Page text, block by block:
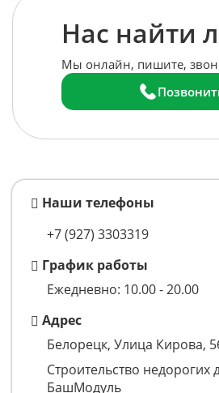
Нас найти
Мы онлайн, пишите,
Наши телефоны
+7 (927) 3303319
График работы
Ежедневно: 10.00 - 20.00
Адрес
Белорецк, Улица Кирова,
Строительство недорогих
БашМодуль